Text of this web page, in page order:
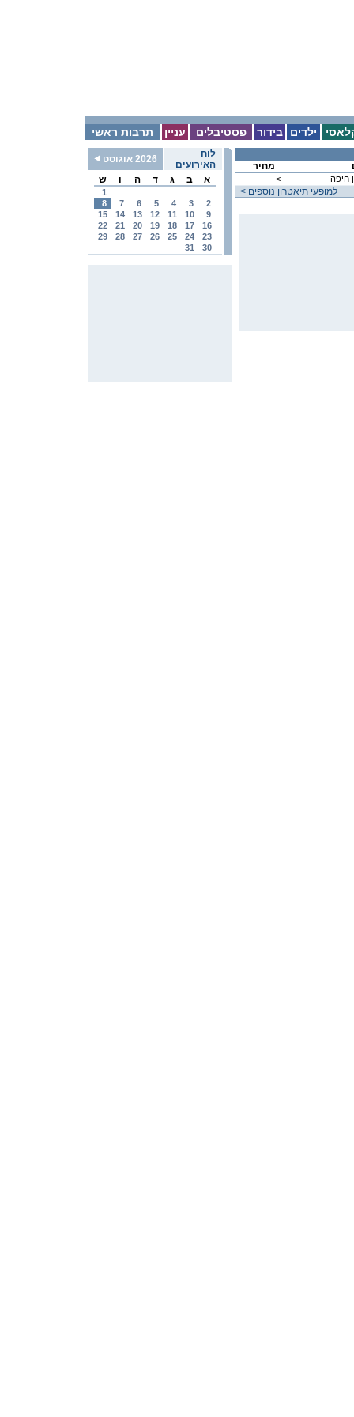
תרבות ראשי עניין פסטיבלים בידור ילדים
לוח
האירועים
2026 אוגוסט
א
ב ג ד ה ו ש
1
2
3
4
5
6
7
8
9
10
11
12
13
14
15
16
17
18
19
20
21
22
23
24
25
26
27
28
29
30
31
מחיר
< חיפה
< למופעי תיאטרון נוספים